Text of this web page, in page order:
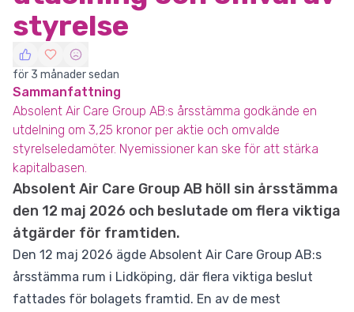
styrelse
för 3 månader sedan
Sammanfattning
Absolent Air Care Group AB:s årsstämma godkände en
utdelning om 3,25 kronor per aktie och omvalde
styrelseledamöter. Nyemissioner kan ske för att stärka
kapitalbasen.
Absolent Air Care Group AB höll sin årsstämma
den 12 maj 2026 och beslutade om flera viktiga
åtgärder för framtiden.
Den 12 maj 2026 ägde Absolent Air Care Group AB:s
årsstämma rum i Lidköping, där flera viktiga beslut
fattades för bolagets framtid. En av de mest